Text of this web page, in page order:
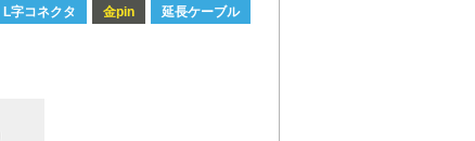
L字コネクタ 金pin 延長ケーブル